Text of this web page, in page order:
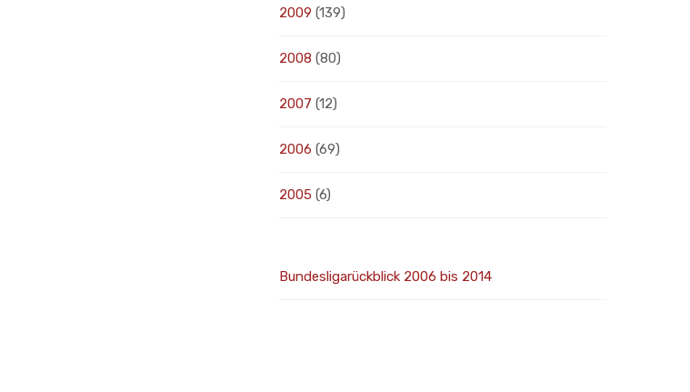
2009 (139)
2008 (80)
2007 (12)
2006 (69)
2005 (6)
Bundesligarückblick 2006 bis 2014